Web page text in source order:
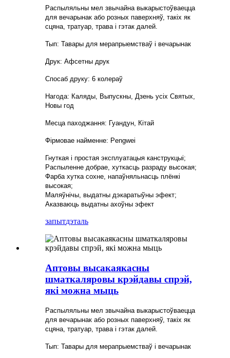
Распыляльны мел звычайна выкарыстоўваецца
для вечарынак або розных паверхняў, такіх як
сцяна, тратуар, трава і гэтак далей.
Тып: Тавары для мерапрыемстваў і вечарынак
Друк: Афсетны друк
Спосаб друку: 6 колераў
Нагода: Каляды, Выпускны, Дзень усіх Святых,
Новы год
Месца паходжання: Гуандун, Кітай
Фірмовае найменне: Pengwei
Гнуткая і простая эксплуатацыя канструкцыі;
Распыленне добрае, хуткасць разраду высокая;
Фарба хутка сохне, напаўняльнасць плёнкі
высокая;
Маляўнічы, выдатны дэкаратыўны эфект;
Аказваюць выдатны ахоўны эфект
запытдэталь
Аптовы высакаякасны
шматкаляровы крэйдавы спрэй,
які можна мыць
Распыляльны мел звычайна выкарыстоўваецца
для вечарынак або розных паверхняў, такіх як
сцяна, тратуар, трава і гэтак далей.
Тып: Тавары для мерапрыемстваў і вечарынак